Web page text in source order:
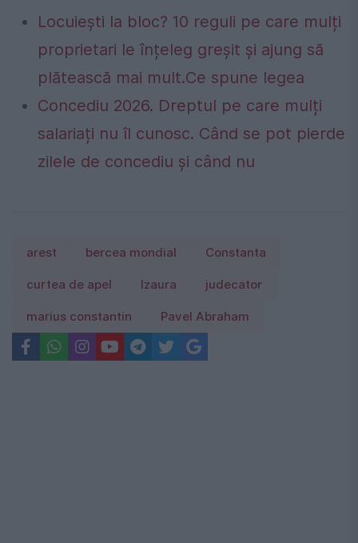
Locuiești la bloc? 10 reguli pe care mulți
proprietari le înțeleg greșit și ajung să
plătească mai mult.Ce spune legea
Concediu 2026. Dreptul pe care mulți
salariați nu îl cunosc. Când se pot pierde
zilele de concediu și când nu
arest bercea mondial Constanta
curtea de apel Izaura judecator
marius constantin Pavel Abraham